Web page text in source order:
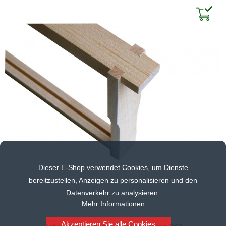
Dieser E-Shop verwendet Cookies, um Dienste
bereitzustellen, Anzeigen zu personalisieren und den
Datenverkehr zu analysieren.
Mehr Informationen
Akzeptieren Sie alle Cookies